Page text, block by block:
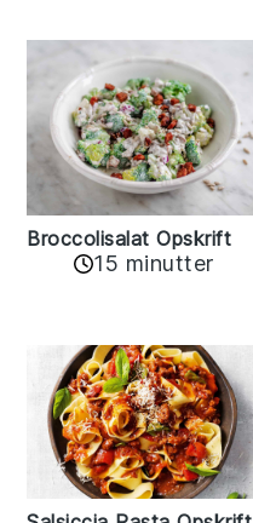
Broccolisalat Opskrift
15 minutter